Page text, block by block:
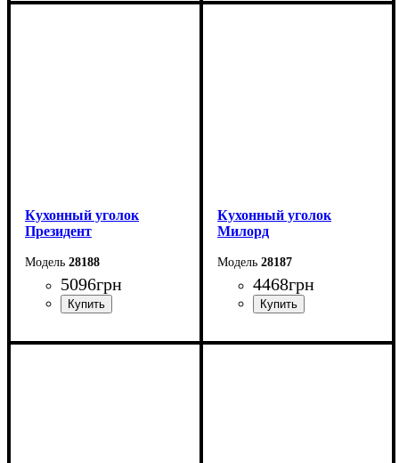
Длина: 126,6 см
Длина: 110 см
Кухонный уголок
Президент
28188
5096грн
Длина: 120 см
Кухонный уголок
Милорд
28187
4468грн
Длина: 150 см